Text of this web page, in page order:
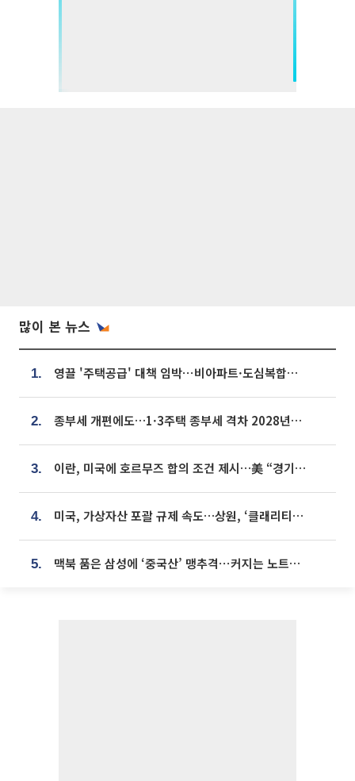
많이 본 뉴스
1. 영끌 '주택공급' 대책 임박⋯비아파트·도심복합까지 총동원
2. 종부세 개편에도…1·3주택 종부세 격차 2028년부터 확대
3. 이란, 미국에 호르무즈 합의 조건 제시…美 “경기 아직 안 끝나” [종합]
4. 미국, 가상자산 포괄 규제 속도…상원, ‘클래리티법’ 9월 절차투표 추진
5. 맥북 품은 삼성에 ‘중국산’ 맹추격⋯커지는 노트북 OLED 시장